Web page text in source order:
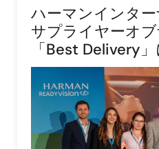
ハーマンインタ
サプライヤーオ
「Best Delivery
像